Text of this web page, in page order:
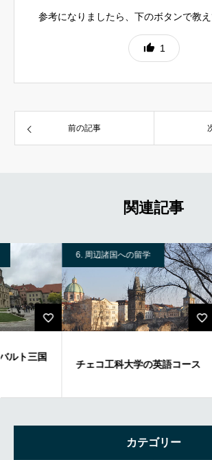
参考になりましたら、下のボタンで教え
1
前の記事
関連記事
6. 周辺諸国への留学
チェコ工科大学の英語コース
6. 周辺
チェ
の英語
カテゴリー